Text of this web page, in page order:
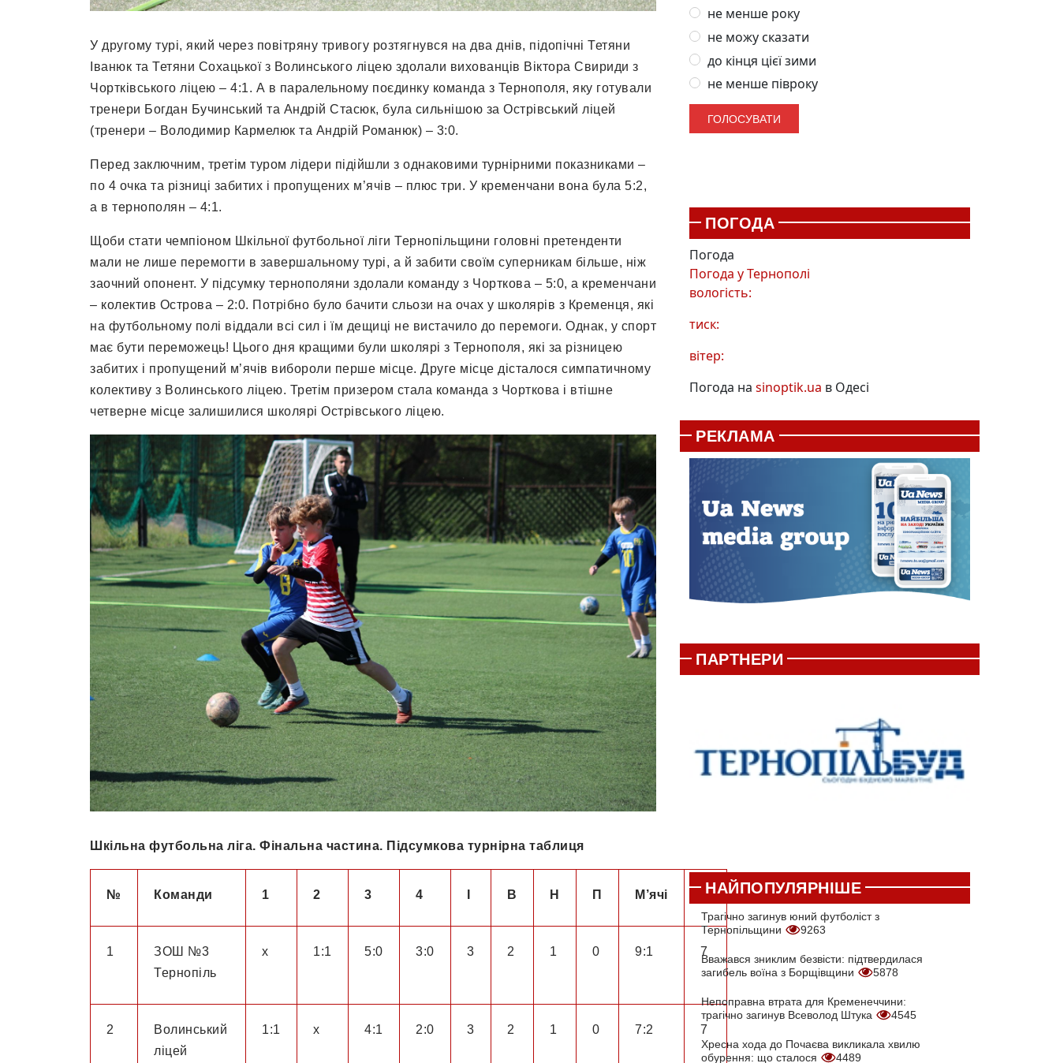
У другому турі, який через повітряну тривогу розтягнувся на два днів, підопічні Тетяни
Іванюк та Тетяни Сохацької з Волинського ліцею здолали вихованців Віктора Свириди з
Чортківського ліцею – 4:1. А в паралельному поєдинку команда з Тернополя, яку готували
тренери Богдан Бучинський та Андрій Стасюк, була сильнішою за Острівський ліцей
(тренери – Володимир Кармелюк та Андрій Романюк) – 3:0.
Перед заключним, третім туром лідери підійшли з однаковими турнірними показниками –
по 4 очка та різниці забитих і пропущених м’ячів – плюс три. У кременчани вона була 5:2,
а в тернополян – 4:1.
Щоби стати чемпіоном Шкільної футбольної ліги Тернопільщини головні претенденти
мали не лише перемогти в завершальному турі, а й забити своїм суперникам більше, ніж
заочний опонент. У підсумку тернополяни здолали команду з Чорткова – 5:0, а кременчани
– колектив Острова – 2:0. Потрібно було бачити сльози на очах у школярів з Кременця, які
на футбольному полі віддали всі сил і їм дещиці не вистачило до перемоги. Однак, у спорт
має бути переможець! Цього дня кращими були школярі з Тернополя, які за різницею
забитих і пропущений м’ячів вибороли перше місце. Друге місце дісталося симпатичному
колективу з Волинського ліцею. Третім призером стала команда з Чорткова і втішне
четверне місце залишилися школярі Острівського ліцею.
Шкільна футбольна ліга. Фінальна частина. Підсумкова турнірна таблиця
№ Команди 1 2 3 4 В Н П М’ячі О
1
ЗОШ №3
Тернопіль
х 1:1 5:0 3:0 3 2 1 0 9:1 7
2
Волинський
ліцей
1:1 х 4:1 2:0 3 2 1 0 7:2 7
не менше року
не можу сказати
до кінця цієї зими
не менше півроку
ПОГОДА
Погода
Погода уТернополі
вологість:
тиск:
вітер:
Погода на sinoptik.ua в Одесі
РЕКЛАМА
ПАРТНЕРИ
НАЙПОПУЛЯРНІШЕ
Трагічно загинув юний футболіст з
Тернопільщини
9263
Вважався зниклим безвісти: підтвердилася
загибель воїна з Борщівщини
5878
Непоправна втрата для Кременеччини:
трагічно загинув Всеволод Штука
4545
Хресна хода до Почаєва викликала хвилю
обурення: що сталося
4489